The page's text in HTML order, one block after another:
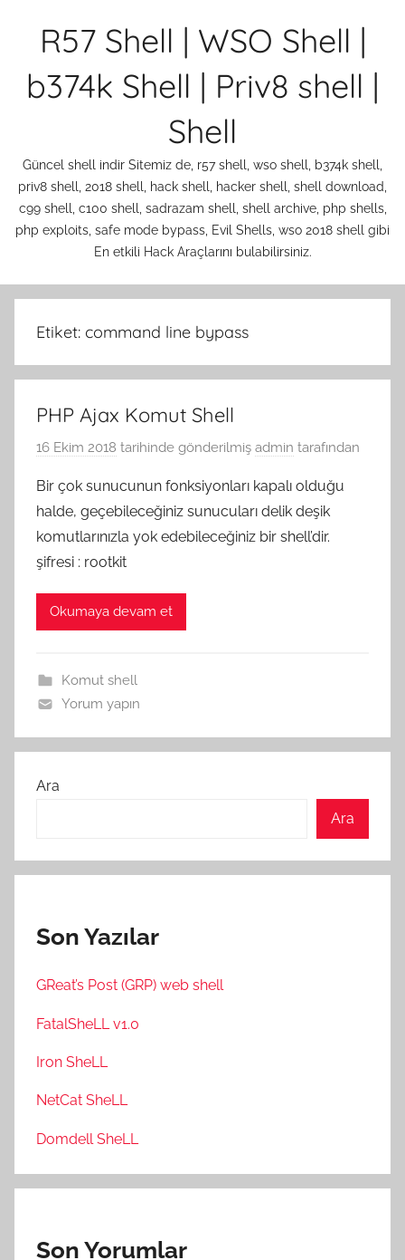
R57 Shell | WSO Shell |
b374k Shell | Priv8 shell |
Shell
Güncel shell indir Sitemiz de, r57 shell, wso shell, b374k shell,
priv8 shell, 2018 shell, hack shell, hacker shell, shell download,
c99 shell, c100 shell, sadrazam shell, shell archive, php shells,
php exploits, safe mode bypass, Evil Shells, wso 2018 shell gibi
En etkili Hack Araçlarını bulabilirsiniz.
Etiket: command line bypass
PHP Ajax Komut Shell
16 Ekim 2018 tarihinde gönderilmiş admin tarafından
Bir çok sunucunun fonksiyonları kapalı olduğu
halde, geçebileceğiniz sunucuları delik deşik
komutlarınızla yok edebileceğiniz bir shell’dir.
şifresi : rootkit
Okumaya devam et
Komut shell
Yorum yapın
Ara
Ara
Son Yazılar
GReat’s Post (GRP) web shell
FatalSheLL v1.0
Iron SheLL
NetCat SheLL
Domdell SheLL
Son Yorumlar